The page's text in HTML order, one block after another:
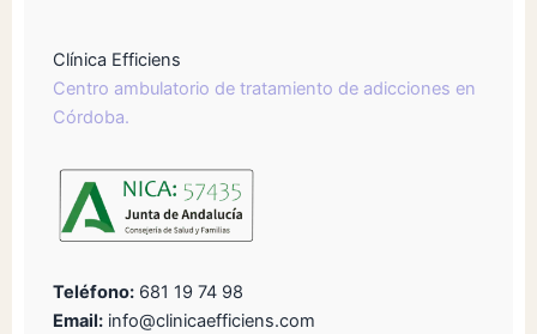
Clínica Efficiens
Centro ambulatorio de tratamiento de adicciones en
Córdoba.
Teléfono: 681 19 74 98
Email: info@clinicaefficiens.com